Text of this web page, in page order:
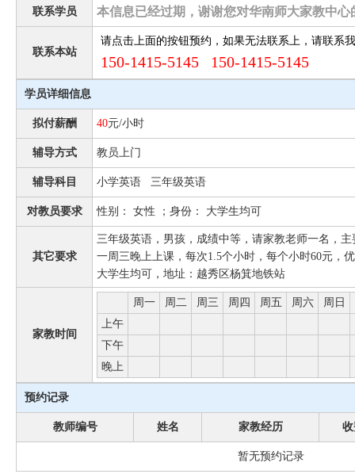
联系学员 本信息已经过期，谢谢您对华南师大家教中心
联系本站
请点击上面的按钮预约，如果无法联系上，请联系
150-1415-5145 150-1415-5145
学员详细信息
拟付薪酬 40元/小时
辅导方式 教员上门
辅导科目 小学英语 三年级英语
对教员要求 性别： 女性 ；身份： 大学生均可
其它要求
三年级英语，男孩，成绩中等，请家教老师一名，
一周三晚上上课，每次1.5个小时，每个小时60元，
大学生均可，地址：越秀区杨箕地铁站
家教时间
周一 周二 周三 周四 周五 周六 周日
上午
下午
晚上
预约记录
教师编号 姓名 家教经历
暂无预约记录